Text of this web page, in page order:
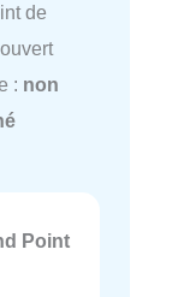
de
: non
Point